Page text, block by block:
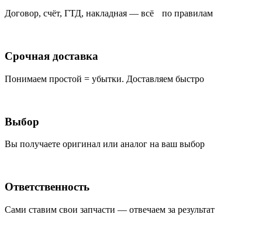
Договор, счёт, ГТД, накладная — всё по правилам
Срочная доставка
Понимаем простой = убытки. Доставляем быстро
Выбор
Вы получаете оригинал или аналог на ваш выбор
Ответственность
Сами ставим свои запчасти — отвечаем за результат